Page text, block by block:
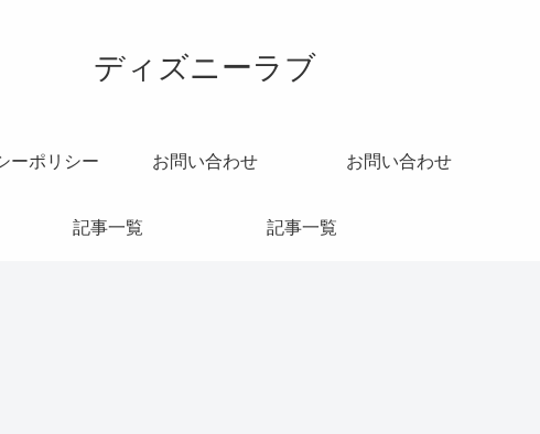
ディズニーラブ
ーポリシー お問い合わせ お問い合わせ
記事一覧 記事一覧